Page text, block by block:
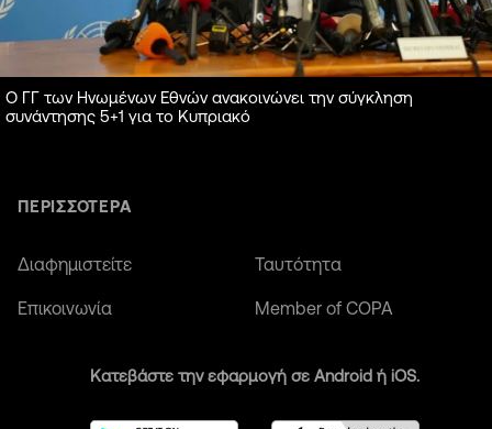
Ο ΓΓ των Ηνωμένων Εθνών ανακοινώνει την σύγκληση
συνάντησης 5+1 για το Κυπριακό
ΠΕΡΙΣΣΟΤΕΡΑ
Διαφημιστείτε Ταυτότητα
Επικοινωνία Member of COPA
Κατεβάστε την εφαρμογή σε Android ή iOS.